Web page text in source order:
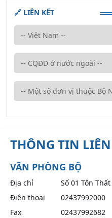
🔗 LIÊN KẾT
THÔNG TIN
VĂN PHÒNG BỘ
Địa chỉ
Số 01 Tôn
Điện thoại
02437992000
Fax
02437992682